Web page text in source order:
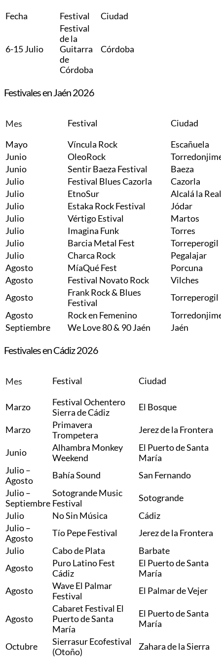
Fecha Festival Ciudad
6-15 Julio
Festival
de la
Guitarra
de
Córdoba
Córdoba
Festivales en Jaén 2026
Mes Festival Ciudad
Mayo Víncula Rock
Escañuela
Junio
OleoRock
Junio
Sentir Baeza Festival
Baeza
Julio
Festival Blues Cazorla
Cazorla
Julio
EtnoSur
Alcalá la Real
Julio
Estaka Rock Festival
Jódar
Julio
Vértigo Estival
Martos
Julio
Imagina Funk
Torres
Julio
Barcia Metal Fest
Torreperogil
Julio
Charca Rock
Pegalajar
Agosto
MíaQué Fest
Porcuna
Agosto
Festival Novato Rock
Vilches
Agosto
Frank Rock & Blues
Festival
Torreperogil
Agosto
Rock en Femenino
Septiembre
We Love 80 & 90 Jaén Jaén
Festivales en Cádiz 2026
Mes Festival Ciudad
Marzo
Festival Ochentero
Sierra de Cádiz
El Bosque
Marzo
Primavera
Trompetera
Jerez de la Frontera
Junio
Alhambra Monkey
Weekend
El Puerto de Santa
María
Julio –
Agosto
Bahía Sound
San Fernando
Julio –
Septiembre
Sotogrande Music
Festival
Sotogrande
Julio
No Sin Música
Cádiz
Julio –
Agosto
Tío Pepe Festival
Jerez de la Frontera
Julio
Cabo de Plata
Barbate
Agosto
Puro Latino Fest
Cádiz
El Puerto de Santa
María
Agosto
Wave El Palmar
Festival
El Palmar de Vejer
Agosto
Cabaret Festival El
Puerto de Santa
María
El Puerto de Santa
María
Octubre
Sierrasur Ecofestival
(Otoño)
Zahara de la Sierra